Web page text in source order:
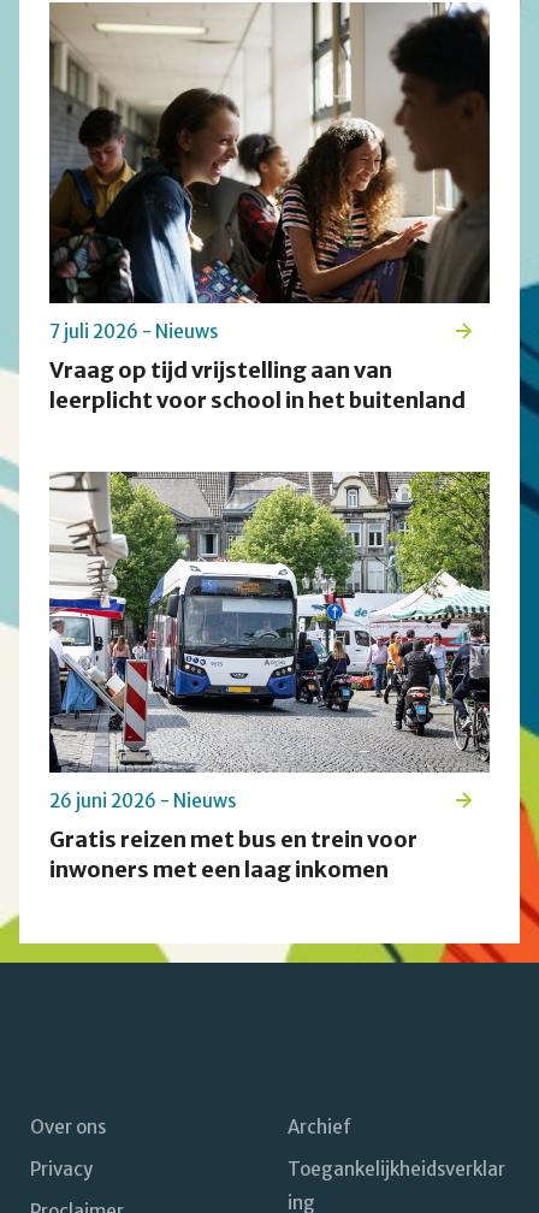
Vraag op tijd vrijstelling aan van
leerplicht voor school in het buitenland
7 juli 2026 - Nieuws
Gratis reizen met bus en trein voor
inwoners met een laag inkomen
26 juni 2026 - Nieuws
Footer
Over ons
Privacy
Archief
Toegankelijkheidsverklar
ing